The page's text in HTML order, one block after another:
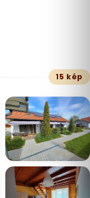
15 kép